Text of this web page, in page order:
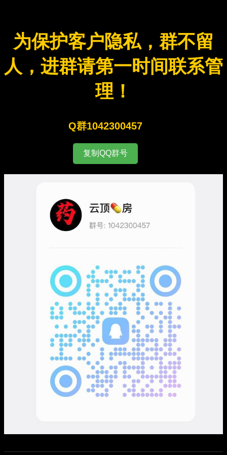
为保护客户隐私，群不留
人，进群请第一时间联系管
理！
Q群1042300457
复制QQ群号